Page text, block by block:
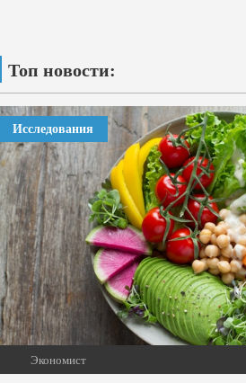
Топ новости:
Исследования
Экономист